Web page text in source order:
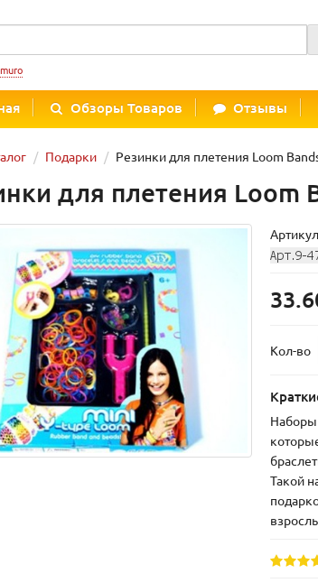
Обзоры Товаров Отзывы
Подарки Резинки для плетения Loom
для плетения Loom
Кол-во
Наборы
Такой